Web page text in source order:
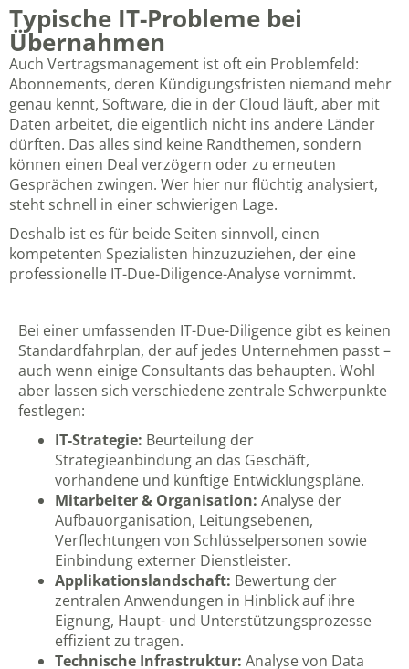
Typische IT-Probleme bei
Übernahmen
Auch Vertragsmanagement ist oft ein Problemfeld:
Abonnements, deren Kündigungsfristen niemand mehr
genau kennt, Software, die in der Cloud läuft, aber mit
Daten arbeitet, die eigentlich nicht ins andere Länder
dürften. Das alles sind keine Randthemen, sondern
können einen Deal verzögern oder zu erneuten
Gesprächen zwingen. Wer hier nur flüchtig analysiert,
steht schnell in einer schwierigen Lage.
Deshalb ist es für beide Seiten sinnvoll, einen
kompetenten Spezialisten hinzuzuziehen, der eine
professionelle IT-Due-Diligence-Analyse vornimmt.
Bei einer umfassenden IT-Due-Diligence gibt es keinen
Standardfahrplan, der auf jedes Unternehmen passt –
auch wenn einige Consultants das behaupten. Wohl
aber lassen sich verschiedene zentrale Schwerpunkte
festlegen:
IT-Strategie: Beurteilung der
Strategieanbindung an das Geschäft,
vorhandene und künftige Entwicklungspläne.
Mitarbeiter & Organisation: Analyse der
Aufbauorganisation, Leitungsebenen,
Verflechtungen von Schlüsselpersonen sowie
Einbindung externer Dienstleister.
Applikationslandschaft: Bewertung der
zentralen Anwendungen in Hinblick auf ihre
Eignung, Haupt- und Unterstützungsprozesse
effizient zu tragen.
Technische Infrastruktur: Analyse von Data